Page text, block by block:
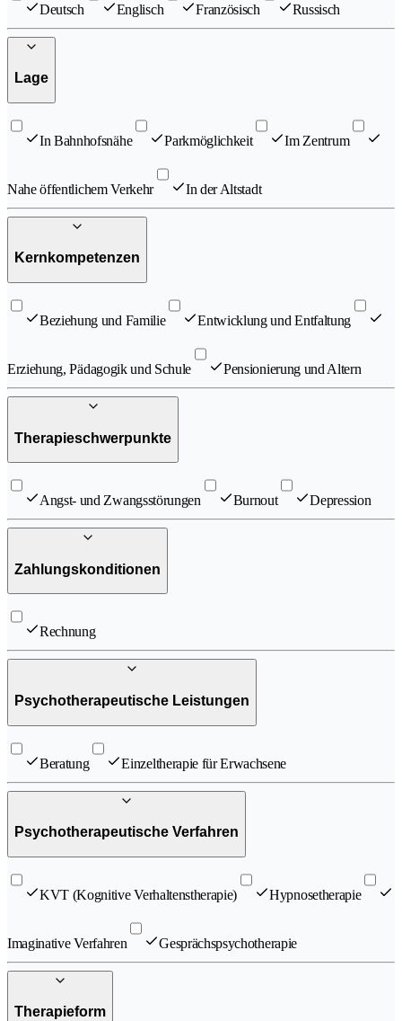
Deutsch Englisch Französisch Russisch
Lage
In Bahnhofsnähe Parkmöglichkeit Im Zentrum
Nahe öffentlichem Verkehr In der Altstadt
Kernkompetenzen
Beziehung und Familie Entwicklung und Entfaltung
Erziehung, Pädagogik und Schule Pensionierung und Altern
Therapieschwerpunkte
Angst- und Zwangsstörungen Burnout Depression
Zahlungskonditionen
Rechnung
Psychotherapeutische Leistungen
Beratung Einzeltherapie für Erwachsene
Psychotherapeutische Verfahren
KVT (Kognitive Verhaltenstherapie) Hypnosetherapie
Imaginative Verfahren Gesprächspsychotherapie
Therapieform